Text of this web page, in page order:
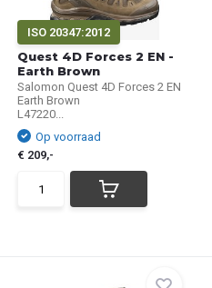
ISO 20347:2012
Quest 4D Forces 2 EN -
Earth Brown
Salomon Quest 4D Forces 2 EN
Earth Brown
L47220...
Op voorraad
€ 209,-